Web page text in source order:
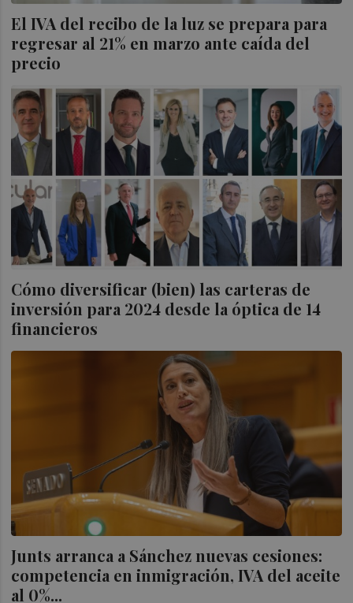
El IVA del recibo de la luz se prepara para
regresar al 21% en marzo ante caída del
precio
Cómo diversificar (bien) las carteras de
inversión para 2024 desde la óptica de 14
financieros
Junts arranca a Sánchez nuevas cesiones:
competencia en inmigración, IVA del aceite
al 0%...